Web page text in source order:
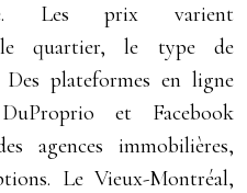
Les prix varient
le quartier, le type de
plateformes en ligne
et Facebook
agences immobilières,
Le Vieux-Montréal,